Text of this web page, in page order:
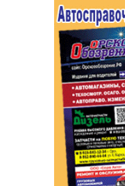
Строительство и ремонт
Авто и мото
Рестораны, кафе, бары
Популярное →
Строительство и ремонт